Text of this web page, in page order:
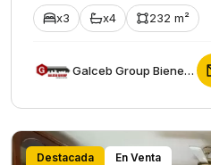
x3 x4 232 m²
Galceb Group Bienes Raices
Destacada En Venta